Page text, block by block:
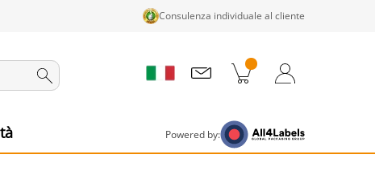
Consulenza individuale al cliente
Powered by: